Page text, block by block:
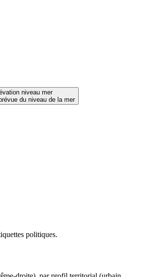
niveau mer
du niveau de la mer
politiques.